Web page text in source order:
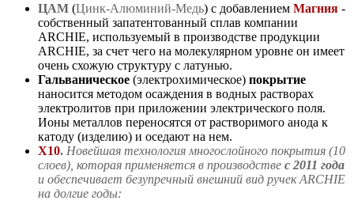
ЦАМ (Цинк-Алюминий-Медь) с добавлением Магния -
собственный запатентованный сплав компании
ARCHIE, используемый в производстве продукции
ARCHIE, за счет чего на молекулярном уровне он имеет
очень схожую структуру с латунью.
Гальваническое (электрохимическое) покрытие
наносится методом осаждения в водных растворах
электролитов при приложении электрического поля.
Ионы металлов переносятся от растворимого анода к
катоду (изделию) и оседают на нем.
Х10. Новейшая технология многослойного покрытия (10
слоев) , которая применяется в производстве с 2011 года
и обеспечивает безупречный внешний вид ручек ARCHIE
на долгие годы: